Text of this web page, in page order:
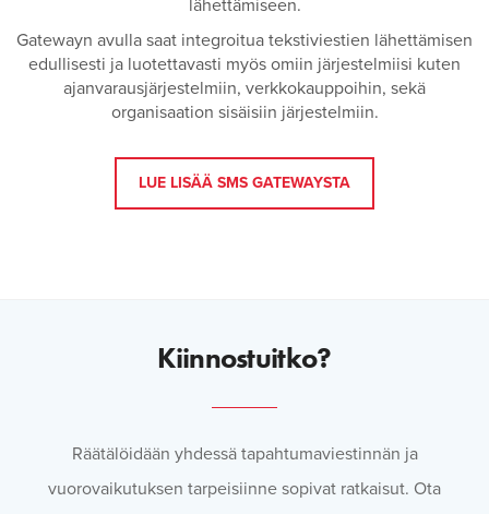
lähettämiseen.
Gatewayn avulla saat integroitua tekstiviestien lähettämisen
edullisesti ja luotettavasti myös omiin järjestelmiisi kuten
ajanvarausjärjestelmiin, verkkokauppoihin, sekä
organisaation sisäisiin järjestelmiin.
LUE LISÄÄ SMS GATEWAYSTA
Kiinnostuitko?
Räätälöidään yhdessä tapahtumaviestinnän ja
vuorovaikutuksen tarpeisiinne sopivat ratkaisut. Ota